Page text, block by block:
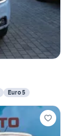
Euro 5